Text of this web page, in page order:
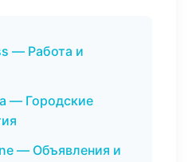
— Работа и
— Городские
— Объявления и